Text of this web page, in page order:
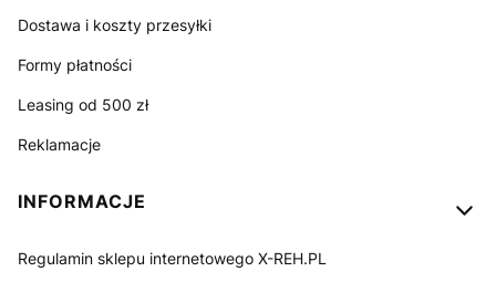
Dostawa i koszty przesyłki
Formy płatności
Leasing od 500 zł
Reklamacje
INFORMACJE
Regulamin sklepu internetowego X-REH.PL